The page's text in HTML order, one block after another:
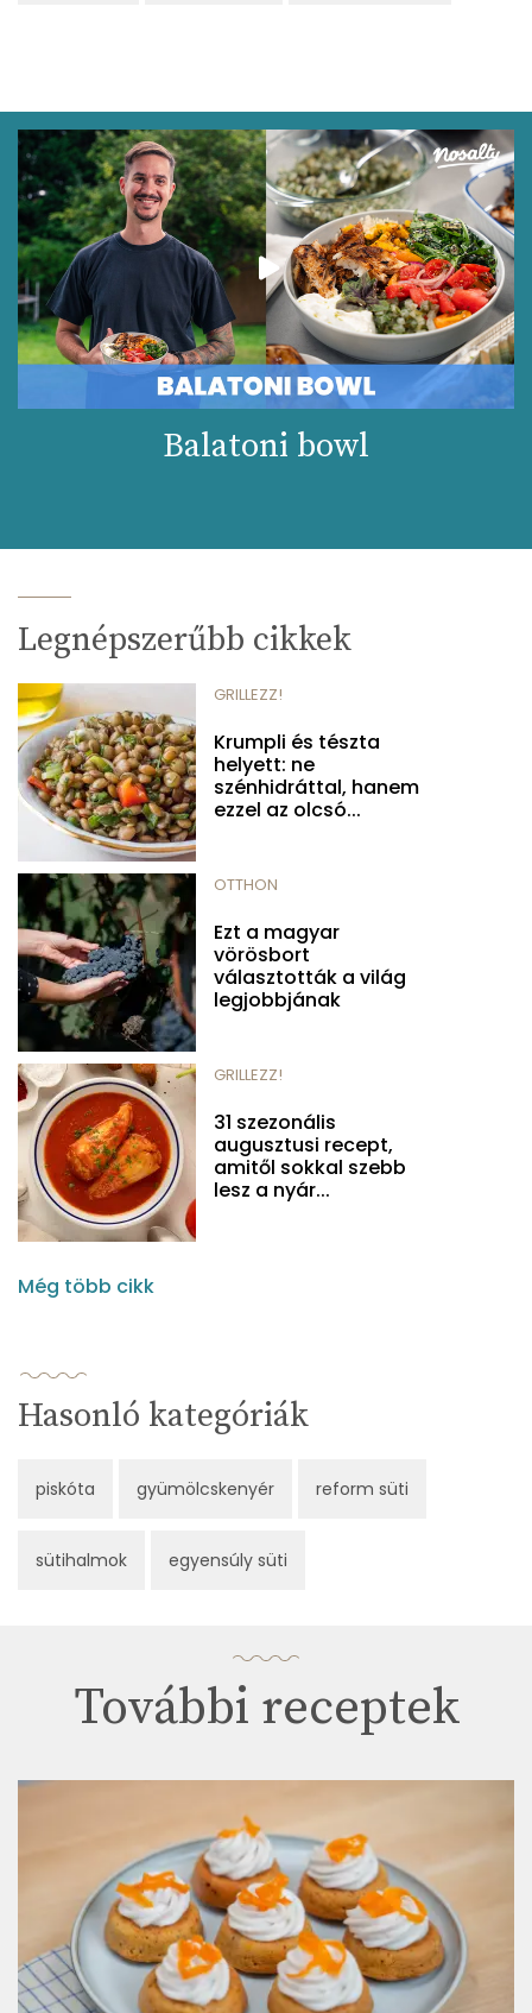
Balatoni bowl
Legnépszerűbb cikkek
GRILLEZZ!
Krumpli és tészta
helyett: ne
szénhidráttal, hanem
ezzel az olcsó...
OTTHON
Ezt a magyar
vörösbort
választották a világ
legjobbjának
GRILLEZZ!
31 szezonális
augusztusi recept,
amitől sokkal szebb
lesz a nyár...
Még több cikk
Hasonló kategóriák
piskóta gyümölcskenyér reform süti
sütihalmok egyensúly süti
További receptek